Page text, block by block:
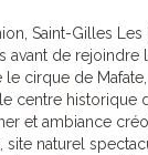
Saint-Gilles Les
avant de rejoindre
cirque de
centre historique
et ambiance
site naturel